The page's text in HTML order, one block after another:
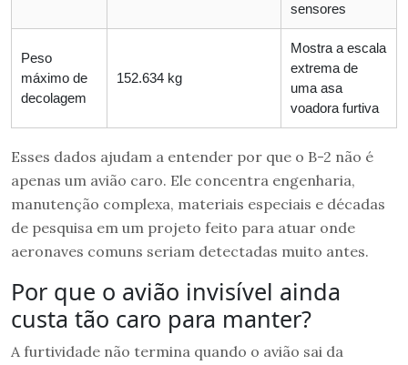
sensores
Peso
máximo de
decolagem
152.634 kg
Mostra a escala
extrema de
uma asa
voadora furtiva
Esses dados ajudam a entender por que o B-2 não é
apenas um avião caro. Ele concentra engenharia,
manutenção complexa, materiais especiais e décadas
de pesquisa em um projeto feito para atuar onde
aeronaves comuns seriam detectadas muito antes.
Por que o avião invisível ainda
custa tão caro para manter?
A furtividade não termina quando o avião sai da